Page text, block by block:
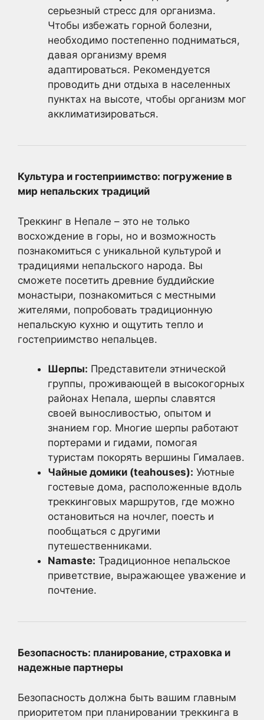
серьезный стресс для организма.
Чтобы избежать горной болезни,
необходимо постепенно подниматься,
давая организму время
адаптироваться. Рекомендуется
проводить дни отдыха в населенных
пунктах на высоте, чтобы организм мог
акклиматизироваться.
Культура и гостеприимство: погружение в
мир непальских традиций
Треккинг в Непале – это не только
восхождение в горы, но и возможность
познакомиться с уникальной культурой и
традициями непальского народа. Вы
сможете посетить древние буддийские
монастыри, познакомиться с местными
жителями, попробовать традиционную
непальскую кухню и ощутить тепло и
гостеприимство непальцев.
Шерпы: Представители этнической
группы, проживающей в высокогорных
районах Непала, шерпы славятся
своей выносливостью, опытом и
знанием гор. Многие шерпы работают
портерами и гидами, помогая
туристам покорять вершины Гималаев.
Чайные домики (teahouses): Уютные
гостевые дома, расположенные вдоль
треккинговых маршрутов, где можно
остановиться на ночлег, поесть и
пообщаться с другими
путешественниками.
Namaste: Традиционное непальское
приветствие, выражающее уважение и
почтение.
Безопасность: планирование, страховка и
надежные партнеры
Безопасность должна быть вашим главным
приоритетом при планировании треккинга в